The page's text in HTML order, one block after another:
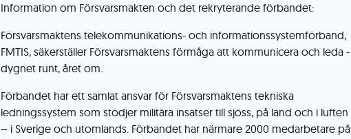
Information om Försvarsmakten och det rekryterande förbandet:
Försvarsmaktens telekommunikations- och informationssystemförband,
FMTIS, säkerställer Försvarsmaktens förmåga att kommunicera och leda -
dygnet runt, året om.
Förbandet har ett samlat ansvar för Försvarsmaktens tekniska
ledningssystem som stödjer militära insatser till sjöss, på land och i luften
– i Sverige och utomlands. Förbandet har närmare 2000 medarbetare på